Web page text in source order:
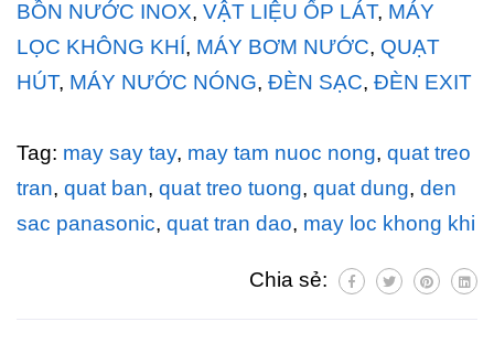
BỒN NƯỚC INOX, VẬT LIỆU ỐP LÁT, MÁY
LỌC KHÔNG KHÍ, MÁY BƠM NƯỚC, QUẠT
HÚT, MÁY NƯỚC NÓNG, ĐÈN SẠC, ĐÈN EXIT
Tag: may say tay, may tam nuoc nong, quat treo
tran, quat ban, quat treo tuong, quat dung, den
sac panasonic, quat tran dao, may loc khong khi
Chia sẻ: